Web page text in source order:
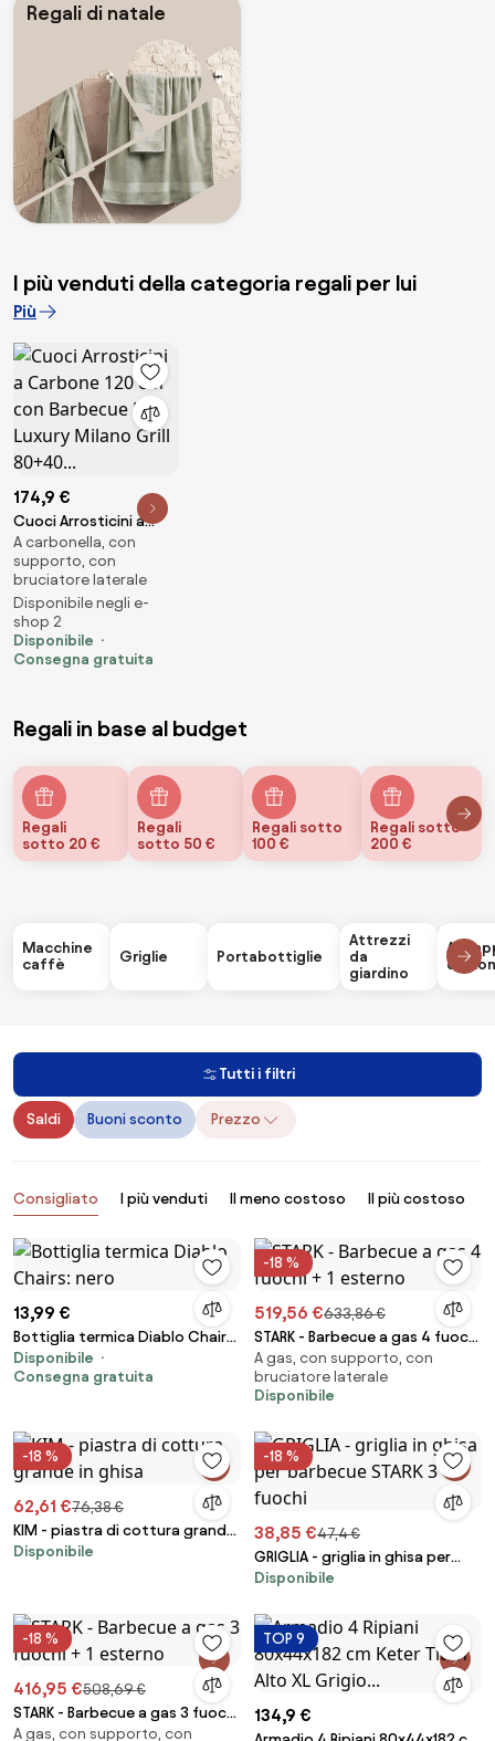
Regali di natale
I più venduti della categoria regali per lui
Più
174,9 €
Cuoci Arrosticini a
Carbone 120 cm con
Barbecue Lisa Luxury
Milano Grill 80+40...
A carbonella, con
supporto, con
bruciatore laterale
Disponibile negli e-
shop 2
Disponibile
Consegna gratuita
Regali in base al budget
Regali
sotto 20 €
Regali
sotto 50 €
Regali sotto
100 €
Regali sotto
200 €
Macchine
caffè
Griglie Portabottiglie
Attrezzi
da
giardino
da
Tutti i filtri
Saldi Buoni sconto Prezzo
Prodotti
Consigliato I più venduti Il meno costoso Il più costoso
13,99 €
Bottiglia termica Diablo Chairs:
nero
Disponibile
Consegna gratuita
-18 %
519,56 €633,86 €
STARK - Barbecue a gas 4 fuochi
+ 1 esterno
A gas, con supporto, con
bruciatore laterale
Disponibile
-18 %
62,61 €76,38 €
KIM - piastra di cottura grande
in ghisa
Disponibile
-18 %
38,85 €47,4 €
GRIGLIA - griglia in ghisa per
barbecue STARK 3 fuochi
Disponibile
-18 %
416,95 €508,69 €
STARK - Barbecue a gas 3 fuochi
+ 1 esterno
A gas, con supporto, con
TOP 9
134,9 €